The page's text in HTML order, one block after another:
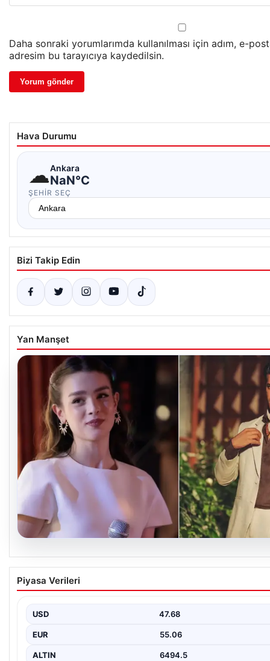
Daha sonraki yorumlarımda kullanılması için adım, e-
adresim bu tarayıcıya kaydedilsin.
Hava Durumu
☁Ankara
NaN°C
ŞEHIR SEÇ
Bizi Takip Edin
Yan Manşet
05.08.2026
‘Yeraltı’ dizisinde şok olay! Babası suç
bulundu: ‘Kızımla reşit olmadığı halde…’
Piyasa Verileri
USD 47.68
EUR 55.06
ALTIN 6494.5